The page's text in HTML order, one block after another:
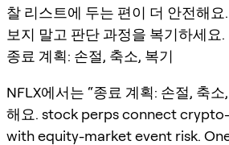
찰 리스트에 두는 편이 더 안전해
보지 말고 판단 과정을 복기하세요.
종료 계획: 손절, 축소, 복기
NFLX에서는 “종료 계획: 손절, 축
해요. stock perps connect
with equity-market event risk.